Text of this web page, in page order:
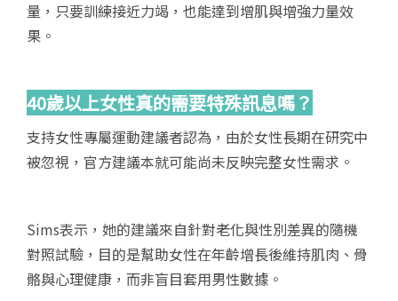
量，只要訓練接近力竭，也能達到增肌與增強力量效
果。
40歲以上女性真的需要特殊訊息嗎？
支持女性專屬運動建議者認為，由於女性長期在研究中
被忽視，官方建議本就可能尚未反映完整女性需求。
Sims表示，她的建議來自針對老化與性別差異的隨機
對照試驗，目的是幫助女性在年齡增長後維持肌肉、骨
骼與心理健康，而非盲目套用男性數據。